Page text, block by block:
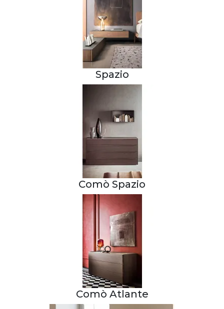
Spazio
Comò Spazio
Comò Atlante